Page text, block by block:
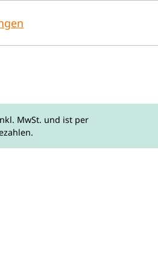
MwSt. und ist per